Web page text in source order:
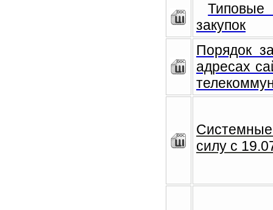
Типовые
закупок
Порядок
адресах
силу с